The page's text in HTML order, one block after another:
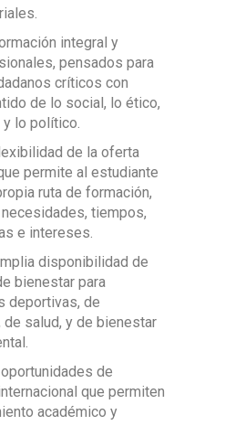
Ingeniería (GIDAD) –
y Conceptos
(IREC) – Categoría A1
por MinCiencias.
integral y
pensados para
críticos con
de lo social, lo ético,
lo político.
de la oferta
permite al estudiante
ruta de formación,
tiempos,
e intereses.
disponibilidad de
bienestar para
deportivas, de
de salud, y de bienestar
de
que permiten
académico y